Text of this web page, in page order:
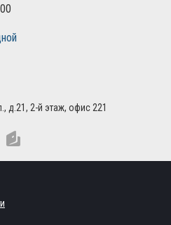
д.21, 2-й этаж, офис 221